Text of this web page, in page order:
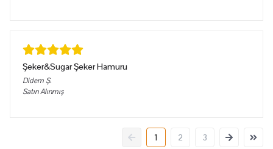
Şeker&Sugar Şeker Hamuru
Didem Ş.
Satın Alınmış
1 2 3